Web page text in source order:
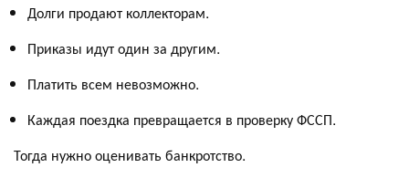
Долги продают коллекторам.
Приказы идут один за другим.
Платить всем невозможно.
Каждая поездка превращается в проверку ФССП.
Тогда нужно оценивать банкротство.